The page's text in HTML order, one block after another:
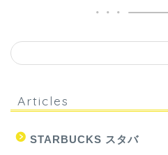
Articles
STARBUCKS スタバ